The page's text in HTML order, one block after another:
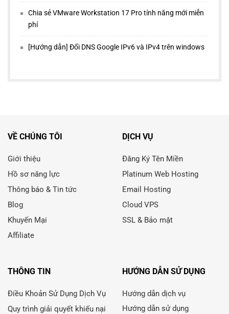
Chia sẻ VMware Workstation 17 Pro tính năng mới miễn
phí
[Hướng dẫn] Đổi DNS Google IPv6 và IPv4 trên windows
VỀ CHÚNG TÔI
Giới thiệu
Hồ sơ năng lực
Thông báo & Tin tức
Blog
Khuyến Mại
Affiliate
DỊCH VỤ
Đăng Ký Tên Miền
Platinum Web Hosting
Email Hosting
Cloud VPS
SSL & Bảo mật
THÔNG TIN
Điều Khoản Sử Dụng Dịch Vụ
Quy trình giải quyết khiếu nại
HƯỚNG DẪN SỬ DỤNG
Hướng dẫn dịch vụ
Hướng dẫn sử dụng